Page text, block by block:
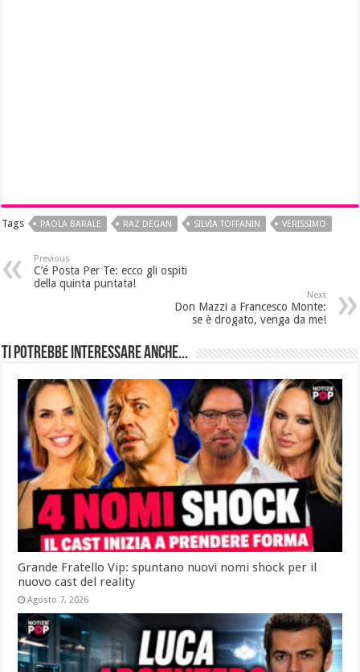
Tags PAOLA BARALE RAZ DEGAN SILVIA TOFFANIN VERISSIMO
Previous
C’é Posta Per Te: ecco gli ospiti
della quinta puntata!
Next
Don Mazzi a Francesco Monte:
se è drogato, venga da me!
Ti potrebbe interessare anche...
Grande Fratello Vip: spuntano nuovi nomi shock per il
nuovo cast del reality
Agosto 7, 2026